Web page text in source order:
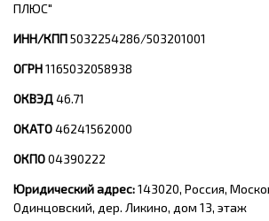
ПЛЮС"
ИНН/КПП5032254286/503201001
ОГРН1165032058938
ОКВЭД46.71
ОКАТО46241562000
ОКПО04390222
Юридический адрес:143020, Россия,
Одинцовский, дер. Ликино, дом 13, этаж